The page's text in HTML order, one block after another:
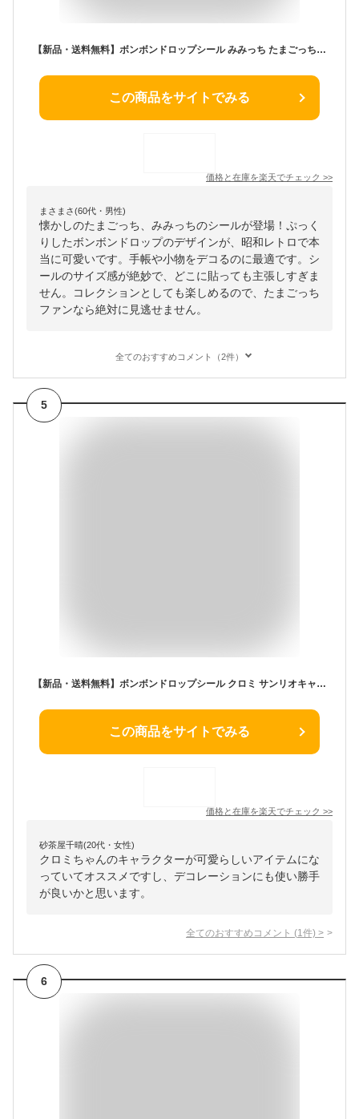
【新品・送料無料】ボンボンドロップシール みみっち たまごっち 4901770114835
この商品をサイトでみる
価格と在庫を楽天でチェック >>
まさまさ(60代・男性)
懐かしのたまごっち、みみっちのシールが登場！ぷっく
りしたボンボンドロップのデザインが、昭和レトロで本
当に可愛いです。手帳や小物をデコるのに最適です。シ
ールのサイズ感が絶妙で、どこに貼っても主張しすぎま
せん。コレクションとしても楽しめるので、たまごっち
ファンなら絶対に見逃せません。
全てのおすすめコメント（2件）
5
【新品・送料無料】ボンボンドロップシール クロミ サンリオキャラクターズ 4901770798110
この商品をサイトでみる
価格と在庫を楽天でチェック >>
砂茶屋千晴(20代・女性)
クロミちゃんのキャラクターが可愛らしいアイテムにな
っていてオススメですし、デコレーションにも使い勝手
が良いかと思います。
全てのおすすめコメント (1 件) >
6